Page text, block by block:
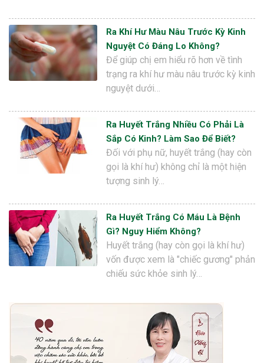
Ra Khí Hư Màu Nâu Trước Kỳ Kinh
Nguyệt Có Đáng Lo Không?
Để giúp chị em hiểu rõ hơn về tình
trạng ra khí hư màu nâu trước kỳ kinh
nguyệt dưới…
Ra Huyết Trắng Nhiều Có Phải Là
Sắp Có Kinh? Làm Sao Để Biết?
Đối với phụ nữ, huyết trắng (hay còn
gọi là khí hư) không chỉ là một hiện
tượng sinh lý…
Ra Huyết Trắng Có Máu Là Bệnh
Gì? Nguy Hiểm Không?
Huyết trắng (hay còn gọi là khí hư)
vốn được xem là "chiếc gương" phản
chiếu sức khỏe sinh lý…